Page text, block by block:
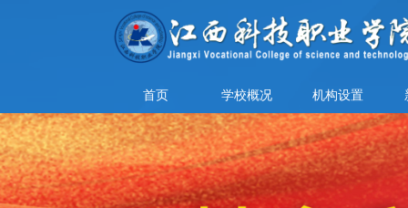
首页 学校概况 机构设置